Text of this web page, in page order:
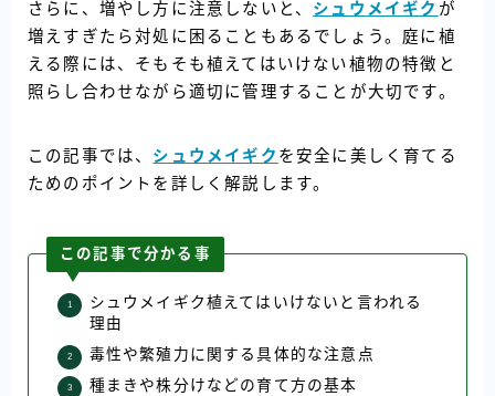
さらに、増やし方に注意しないと、 シュウメイギク が
増えすぎたら対処に困ることもあるでしょう。庭に植
える際には、そもそも植えてはいけない植物の特徴と
照らし合わせながら適切に管理することが大切です。
この記事では、 シュウメイギク を安全に美しく育てる
ためのポイントを詳しく解説します。
この記事で分かる事
シュウメイギク植えてはいけないと言われる
理由
毒性や繁殖力に関する具体的な注意点
種まきや株分けなどの育て方の基本